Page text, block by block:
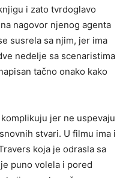
i zato tvrdoglavo
nagovor njenog agenta
susrela sa njim, jer ima
nedelje sa scenaristima
tačno onako kako
jer ne uspevaju
stvari. U filmu ima i
koja je odrasla sa
puno volela i pored